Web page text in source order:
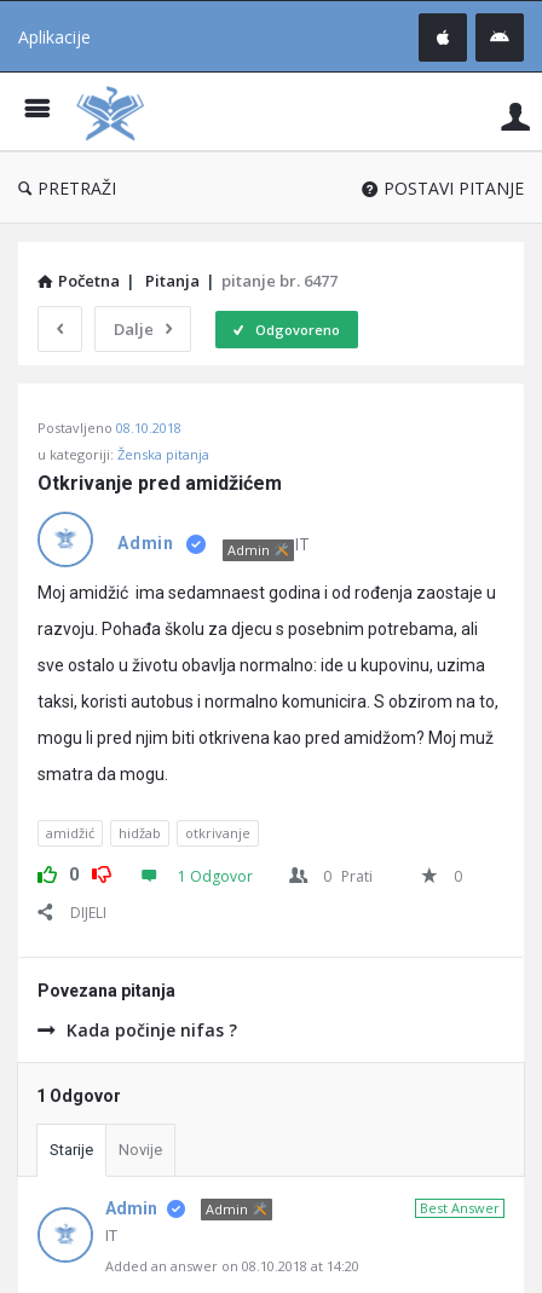
Aplikacije
®
PRETRAŽI POSTAVI PITANJE
Početna | Pitanja | pitanje br. 6477
Dalje Odgovoreno
Učene
Latest
Pitanja
Postavljeno 08.10.2018
u kategoriji: Ženska pitanja
Otkrivanje pred amidžićem
Admin Admin IT
Moj amidžić ima sedamnaest godina i od rođenja zaostaje u
razvoju. Pohađa školu za djecu s posebnim potrebama, ali
sve ostalo u životu obavlja normalno: ide u kupovinu, uzima
taksi, koristi autobus i normalno komunicira. S obzirom na to,
mogu li pred njim biti otkrivena kao pred amidžom? Moj muž
smatra da mogu.
amidžić hidžab otkrivanje
0 1 Odgovor 0 Prati
0
DIJELI
Povezana pitanja
Kada počinje nifas ?
1 Odgovor
Starije Novije
Best Answer
Admin Admin
IT
Added an answer on 08.10.2018 at 14:20